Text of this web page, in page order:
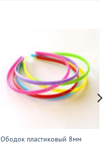
Ободок пластиковый 8мм